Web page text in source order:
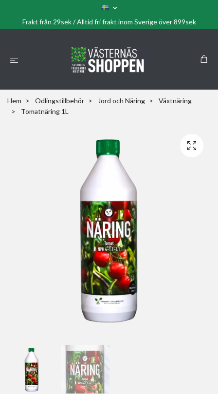
Frakt från 29sek / Alltid fri frakt inom Sverige över 899sek
Hem Odlingstillbehör Jord och Näring
Växtnäring
Tomatnäring 1L